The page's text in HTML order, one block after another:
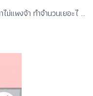
ม่แพงจ้า ทำจำนวนเยอะไ ...